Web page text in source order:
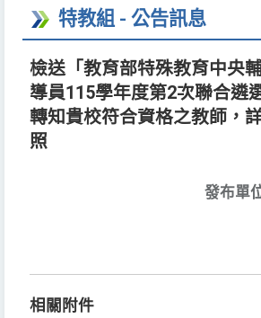
特教組 - 公告訊息
檢送「教育部特殊教育中央
導員115學年度第2次聯合遴
轉知貴校符合資格之教師，
照
發布單
相關附件